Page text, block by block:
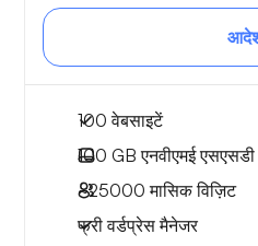
100 वेबसाइटें
100 GB एनवीएमई एसएसडी
~25000 मासिक विज़िट
फ्री वर्डप्रेस मैनेजर